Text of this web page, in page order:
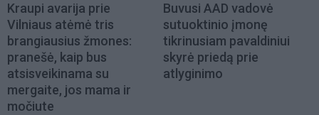
Kraupi avarija prie
Vilniaus atėmė tris
brangiausius žmones:
pranešė, kaip bus
atsisveikinama su
mergaite, jos mama ir
močiute
Buvusi AAD vadovė
sutuoktinio įmonę
tikrinusiam pavaldiniui
skyrė priedą prie
atlyginimo